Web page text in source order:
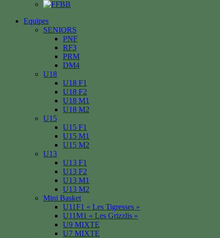
Equipes
SENIORS
PNF
RF3
PRM
DM4
U18
U18 F1
U18 F2
U18 M1
U18 M2
U15
U15 F1
U15 M1
U15 M2
U13
U13 F1
U13 F2
U13 M1
U13 M2
Mini Basket
U11F1 « Les Tigresses »
U11M1 « Les Grizzlis »
U9 MIXTE
U7 MIXTE